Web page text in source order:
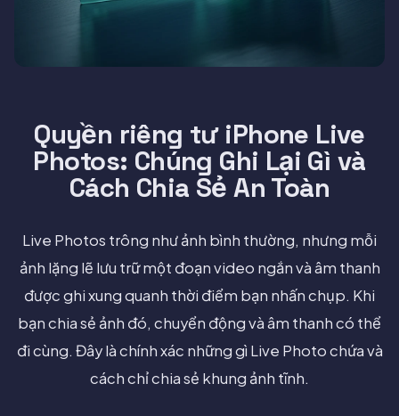
Quyền riêng tư iPhone Live
Photos: Chúng Ghi Lại Gì và
Cách Chia Sẻ An Toàn
Live Photos trông như ảnh bình thường, nhưng mỗi
ảnh lặng lẽ lưu trữ một đoạn video ngắn và âm thanh
được ghi xung quanh thời điểm bạn nhấn chụp. Khi
bạn chia sẻ ảnh đó, chuyển động và âm thanh có thể
đi cùng. Đây là chính xác những gì Live Photo chứa và
cách chỉ chia sẻ khung ảnh tĩnh.